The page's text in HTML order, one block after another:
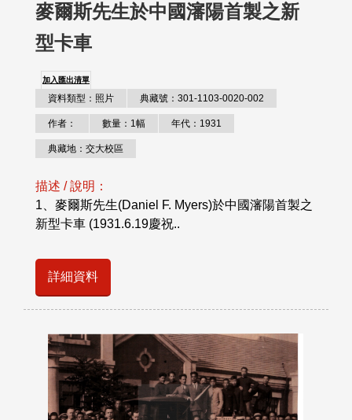
麥爾斯先生於中國瀋陽首製之新
型卡車
加入匯出清單
資料類型：照片 典藏號：301-1103-0020-002
作者： 數量：1幅 年代：1931
典藏地：交大校區
描述 / 說明：
1、麥爾斯先生(Daniel F. Myers)於中國瀋陽首製之
新型卡車 (1931.6.19慶祝..
詳細資料